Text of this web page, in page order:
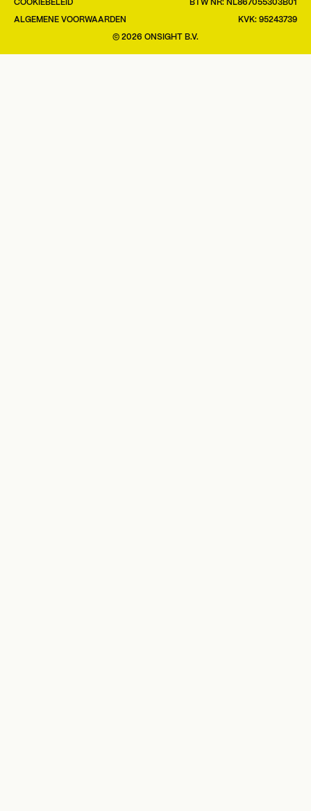
COOKIEBELEID
ALGEMENE VOORWAARDEN
BTW NR: NL867055303B01
KVK: 95243739
© 2026 ONSIGHT B.V.